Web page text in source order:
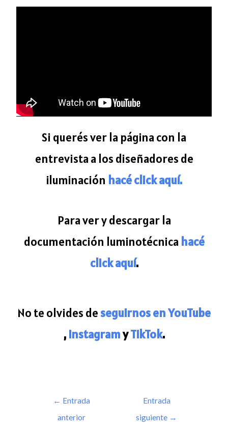
Si querés ver la página con la
entrevista a los diseñadores de
iluminación hacé click aquí.
Para ver y descargar la
documentación luminotécnica hacé
click aquí.
No te olvides de seguirnos en YouTube
, InstagramyTikTok.
← Entrada
anterior
Entrada
siguiente →